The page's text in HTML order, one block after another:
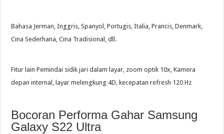
Bahasa Jerman, Inggris, Spanyol, Portugis, Italia, Prancis, Denmark,
Cina Sederhana, Cina Tradisional, dll.
Fitur lain Pemindai sidik jari dalam layar, zoom optik 10x, Kamera
depan internal, layar melengkung 4D, kecepatan refresh 120 Hz
Bocoran Performa Gahar Samsung
Galaxy S22 Ultra